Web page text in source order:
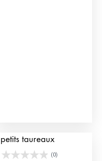
petits taureaux
(0)